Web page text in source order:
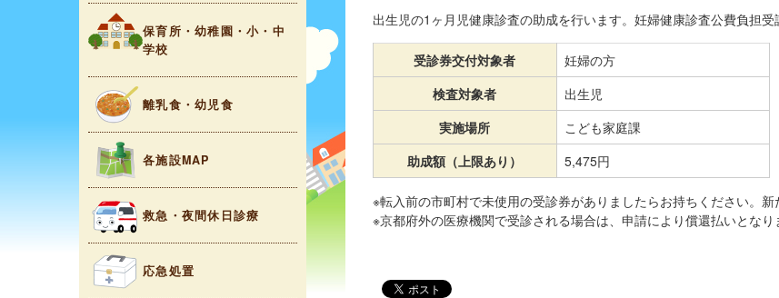
保育所・幼稚園・小・中
学校
離乳食・幼児食
各施設MAP
救急・夜間休日診療
応急処置
出生児の1ヶ月児健康診査の助成を行います。妊婦健康診査公費負担受
受診券交付対象者
妊婦の方
検査対象者
出生児
実施場所
こども家庭課
助成額（上限あり）
5,475円
※転入前の市町村で未使用の受診券がありましたらお持ちください。新
※京都府外の医療機関で受診される場合は、申請により償還払いとなり